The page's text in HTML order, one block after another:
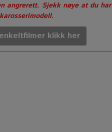
angrerett. Sjekk nøye at du har
klikk her